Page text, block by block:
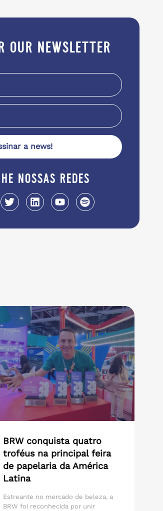
our newsletter
a news!
nossas redes
BRW conquista quatro
troféus na principal feira
de papelaria da América
Latina
Estreante no mercado de beleza, a
BRW foi reconhecida por unir